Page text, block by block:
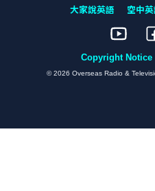
大家說英語 空中
Copyright Notice
© 2026 Overseas Radio &